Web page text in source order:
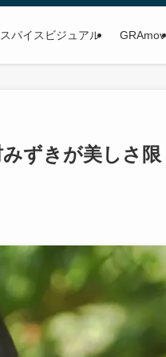
スパイスビジュアル GRAmov
ずきが美しさ限